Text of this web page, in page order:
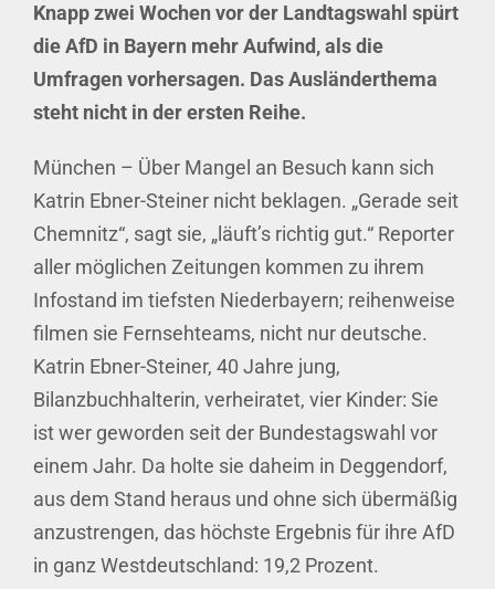
Knapp zwei Wochen vor der Landtagswahl spürt
die AfD in Bayern mehr Aufwind, als die
Umfragen vorhersagen. Das Ausländerthema
steht nicht in der ersten Reihe.
München – Über Mangel an Besuch kann sich
Katrin Ebner-Steiner nicht beklagen. „Gerade seit
Chemnitz“, sagt sie, „läuft’s richtig gut.“ Reporter
aller möglichen Zeitungen kommen zu ihrem
Infostand im tiefsten Niederbayern; reihenweise
filmen sie Fernsehteams, nicht nur deutsche.
Katrin Ebner-Steiner, 40 Jahre jung,
Bilanzbuchhalterin, verheiratet, vier Kinder: Sie
ist wer geworden seit der Bundestagswahl vor
einem Jahr. Da holte sie daheim in Deggendorf,
aus dem Stand heraus und ohne sich übermäßig
anzustrengen, das höchste Ergebnis für ihre AfD
in ganz Westdeutschland: 19,2 Prozent.